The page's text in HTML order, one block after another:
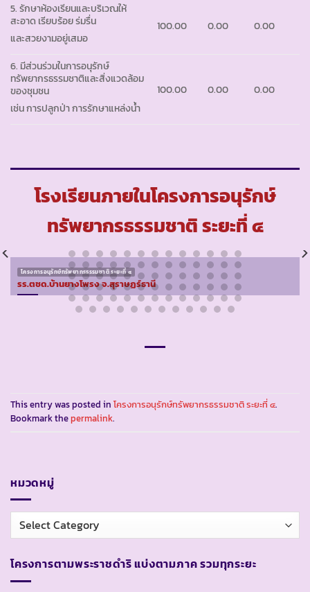
5. รักษาห้องเรียนและบริเวณให้
สะอาด เรียบร้อย ร่มรื่น
และสวยงามอยู่เสมอ
100.00 0.00 0.00
6. มีส่วนร่วมในการอนุรักษ์
ทรัพยากรธรรมชาติและสิ่งแวดล้อม
ของชุมชน
เช่น การปลูกป่า การรักษาแหล่งน้ำ
100.00 0.00 0.00
โรงเรียนภายในโครงการอนุรักษ์
ทรัพยากรธรรมชาติ ระยะที่ ๔
โครงการอนุรักษ์ทรัพยากรธรรมชาติ ระยะที่ ๔
รร.ตชด.บ้านยางโพรง จ.สุราษฏร์ธานี
This entry was posted in โครงการอนุรักษ์ทรัพยากรธรรมชาติ ระยะที่ ๔.
Bookmark thepermalink.
หมวดหมู่
หมวด
หมู่
โครงการตามพระราชดำริ แบ่งตามภาค รวมทุกระยะ